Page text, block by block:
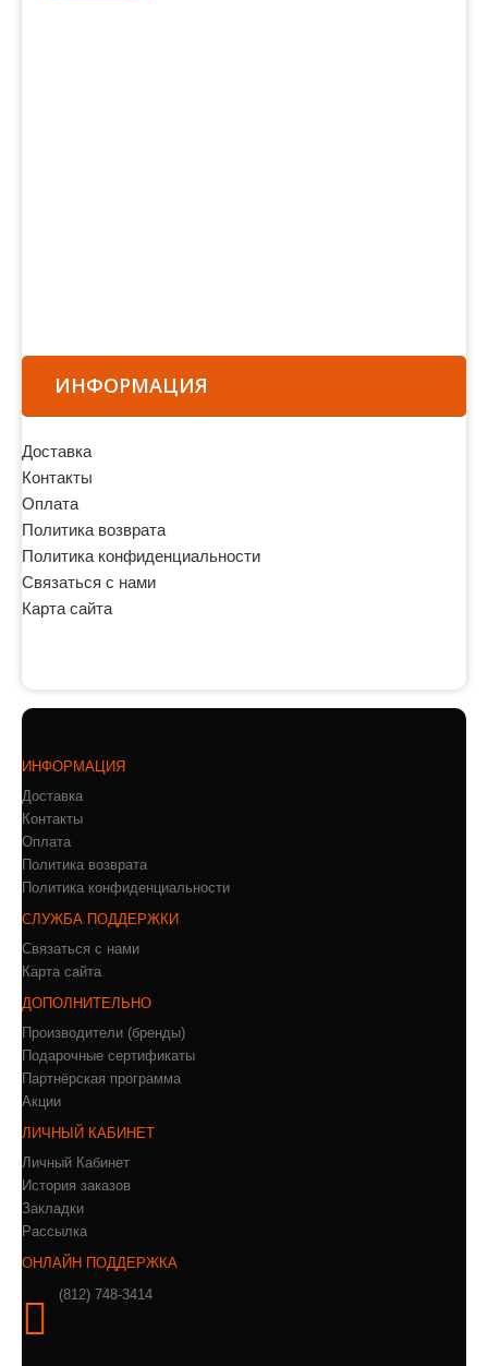
ИНФОРМАЦИЯ
Доставка
Контакты
Оплата
Политика возврата
Политика конфиденциальности
Связаться с нами
Карта сайта
ИНФОРМАЦИЯ
Доставка
Контакты
Оплата
Политика возврата
Политика конфиденциальности
СЛУЖБА ПОДДЕРЖКИ
Связаться с нами
Карта сайта
ДОПОЛНИТЕЛЬНО
Производители (бренды)
Подарочные сертификаты
Партнёрская программа
Акции
ЛИЧНЫЙ КАБИНЕТ
Личный Кабинет
История заказов
Закладки
Рассылка
ОНЛАЙН ПОДДЕРЖКА
(812) 748-3414